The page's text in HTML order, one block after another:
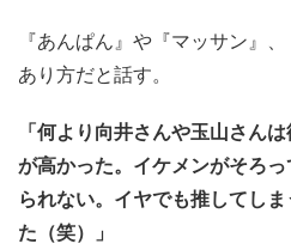
『あんぱん』や『マッサン』
あり方だと話す。
「何より向井さんや玉山さん
が高かった。イケメンがそろ
られない。イヤでも推してし
た（笑）」